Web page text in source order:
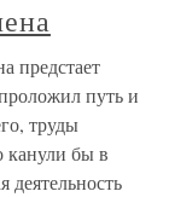
предстает
путь и
труды
канули бы в
деятельность